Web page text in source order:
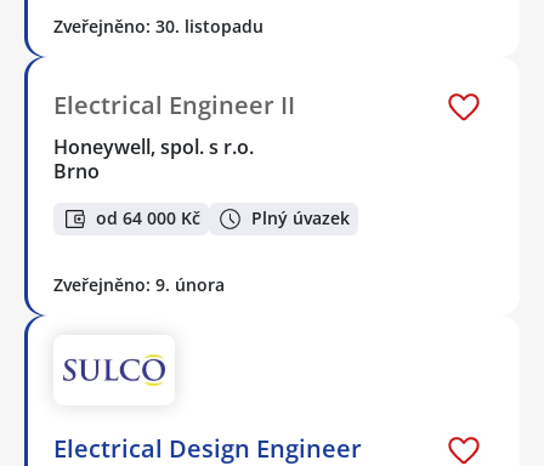
Zveřejněno: 30. listopadu
Electrical Engineer II
Honeywell, spol. s r.o.
Brno
od 64 000 Kč Plný úvazek
Zveřejněno: 9. února
Electrical Design Engineer